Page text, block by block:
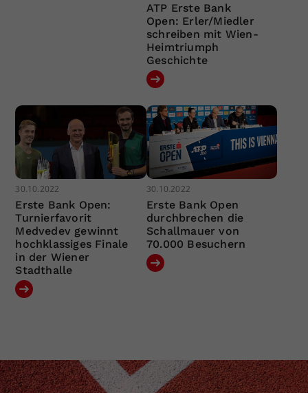
ATP Erste Bank
Open: Erler/Miedler
schreiben mit Wien-
Heimtriumph
Geschichte
30.10.2022
Erste Bank Open:
Turnierfavorit
Medvedev gewinnt
hochklassiges Finale
in der Wiener
Stadthalle
30.10.2022
Erste Bank Open
durchbrechen die
Schallmauer von
70.000 Besuchern